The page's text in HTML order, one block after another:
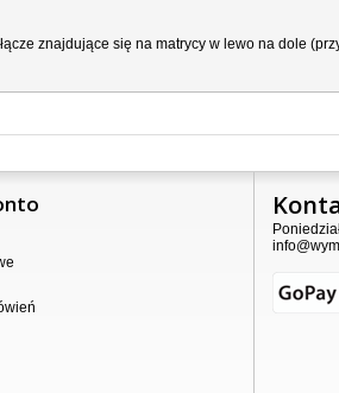
znajdujące się na matrycy w lewo na dole